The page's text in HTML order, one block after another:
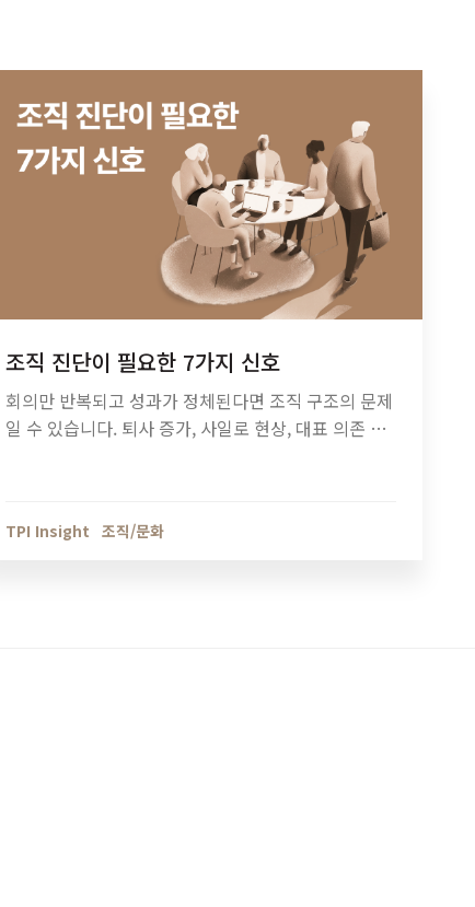
조직 진단이 필요한 7가지 신호
회의만 반복되고 성과가 정체된다면 조직 구조의 문제
일 수 있습니다. 퇴사 증가, 사일로 현상, 대표 의존 구
TPI Insight 조직/문화